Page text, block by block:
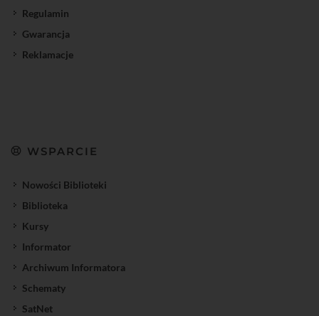
Regulamin
Gwarancja
Reklamacje
WSPARCIE
Nowości Biblioteki
Biblioteka
Kursy
Informator
Archiwum Informatora
Schematy
SatNet